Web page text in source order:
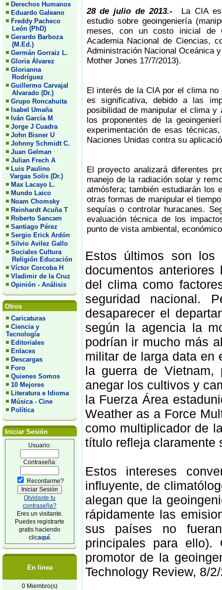
Derechos Humanos
Eduardo Galeano
Freddy Pacheco
León (PhD)
Gerardo Barboza
(M.Ed.)
Germán Gorraiz L.
Gloria Álvarez
Glorianna
Rodríguez
Guillermo Carvajal
Alvarado (Dr.)
Grupo Roncahuita
Isabel Umaña
Iván García M
Jorge J Cuadra
John Bisner U
Johnny Schmidt C.
Juan Gelman
Julian Frech A
Luis Paulino
Vargas Solis (Dr.)
Max Lacayo L.
Mundo Laico
Noam Chomsky
Reinhardt Acuña T
Roberto Sancam
Santiago Pérez
Sergio Erick Ardón
Silvio Avilez Gallo
Sociales Cultura
Religión Educación
Víctor Corcoba H
Vladimir de la Cruz
Opinión - Análisis
Otros
Caricaturas
Ciencia y
Tecnología
Editoriales
Enlaces
Descargas
Foro
Quienes Somos
10 Mejores
Literatura e Idioma
Música - Cine
Política
Iniciar Sesión
Usuario:
Contraseña:
Recordarme?
Olvidaste tu
contraseña?
Eres un visitante.
Puedes registrarte
gratis haciendo
clicaquí.
En linea
0 Miembro(s)
28 de julio de 2013.- La CIA
estudio sobre geoingeniería
meses, con un costo inicial de
Academia Nacional de Ciencias,
Administración Nacional Oceánica
Mother Jones 17/7/2013).
El interés de la CIA por el clima
es significativa, debido a las
posibilidad de manipular el clima
los proponentes de la
experimentación de esas
Naciones Unidas contra su
El proyecto analizará diferentes
manejo de la radiación solar y
atmósfera; también estudiarán los
otras formas de manipular el
sequías o controlar huracanes.
evaluación técnica de los
punto de vista ambiental,
Estos últimos son
documentos
del clima como
seguridad nacional.
desaparecer el
según la agencia la
podrían ir mucho más
militar de larga data en
la guerra de Vietnam,
anegar los cultivos y
la Fuerza Área
Weather as a Force
como multiplicador de
título refleja claramente
Estos intereses
influyente, de
alegan que la
rápidamente las
sus países no
principales para
promotor de la
Technology Review, 8/